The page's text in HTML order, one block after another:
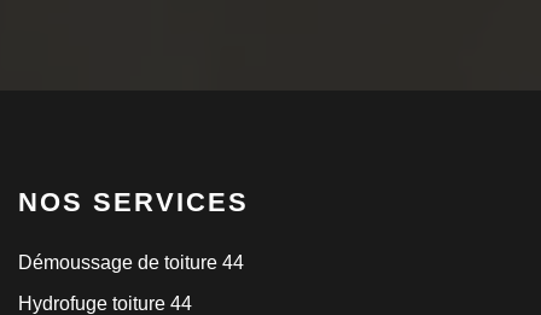
NOS SERVICES
Démoussage de toiture 44
Hydrofuge toiture 44